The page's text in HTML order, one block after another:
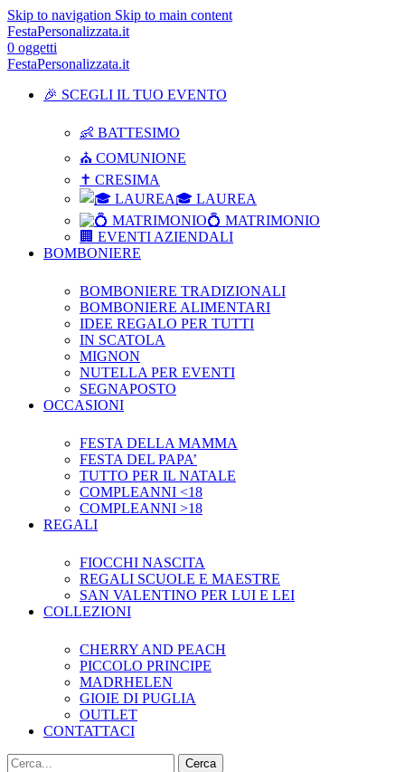
Skip to navigation Skip to main content
FestaPersonalizzata.it
0 oggetti
FestaPersonalizzata.it
🎉 SCEGLI IL TUO EVENTO
👶 BATTESIMO
⛪ COMUNIONE
✝ CRESIMA
🎓 LAUREA
💍 MATRIMONIO
🏢 EVENTI AZIENDALI
BOMBONIERE
BOMBONIERE TRADIZIONALI
BOMBONIERE ALIMENTARI
IDEE REGALO PER TUTTI
IN SCATOLA
MIGNON
NUTELLA PER EVENTI
SEGNAPOSTO
OCCASIONI
FESTA DELLA MAMMA
FESTA DEL PAPA’
TUTTO PER IL NATALE
COMPLEANNI <18
COMPLEANNI >18
REGALI
FIOCCHI NASCITA
REGALI SCUOLE E MAESTRE
SAN VALENTINO PER LUI E LEI
COLLEZIONI
CHERRY AND PEACH
PICCOLO PRINCIPE
MADRHELEN
GIOIE DI PUGLIA
OUTLET
CONTATTACI
Cerca